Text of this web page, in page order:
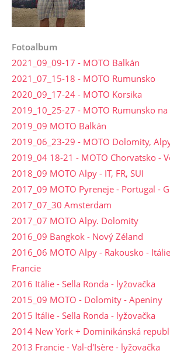
Fotoalbum
2021_09_09-17 - MOTO Balkán
2021_07_15-18 - MOTO Rumunsko
2020_09_17-24 - MOTO Korsika
2019_10_25-27 - MOTO Rumunsko
2019_09 MOTO Balkán
2019_06_23-29 - MOTO Dolomity, Alpy
2019_04 18-21 - MOTO Chorvatsko -
2018_09 MOTO Alpy - IT, FR, SUI
2017_09 MOTO Pyreneje - Portugal -
2017_07_30 Amsterdam
2017_07 MOTO Alpy. Dolomity
2016_09 Bangkok - Nový Zéland
2016_06 MOTO Alpy - Rakousko -
Francie
2016 Itálie - Sella Ronda - lyžovačka
2015_09 MOTO - Dolomity - Apeniny
2015 Itálie - Sella Ronda - lyžovačka
2014 New York + Dominikánská
2013 Francie - Val-d'Isère - lyžovačka